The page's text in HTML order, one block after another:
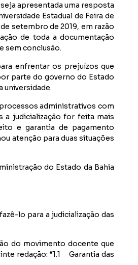
apresentada uma resposta
Estadual de Feira de
setembro de 2019, em razão
de toda a documentação
sem conclusão.
enfrentar os prejuízos que
parte do governo do Estado
universidade.
administrativos com
a judicialização for feita mais
e garantia de pagamento
atenção para duas situações
do Estado da Bahia
lo para a judicialização das
do movimento docente que
redação: “1.1
Garantia das